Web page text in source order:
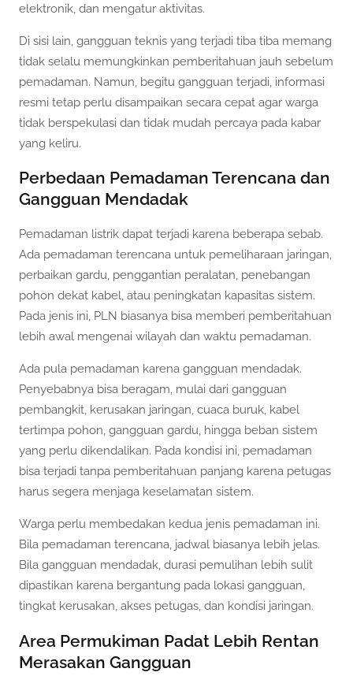
elektronik, dan mengatur aktivitas.
Di sisi lain, gangguan teknis yang terjadi tiba tiba memang
tidak selalu memungkinkan pemberitahuan jauh sebelum
pemadaman. Namun, begitu gangguan terjadi, informasi
resmi tetap perlu disampaikan secara cepat agar warga
tidak berspekulasi dan tidak mudah percaya pada kabar
yang keliru.
Perbedaan Pemadaman Terencana dan
Gangguan Mendadak
Pemadaman listrik dapat terjadi karena beberapa sebab.
Ada pemadaman terencana untuk pemeliharaan jaringan,
perbaikan gardu, penggantian peralatan, penebangan
pohon dekat kabel, atau peningkatan kapasitas sistem.
Pada jenis ini, PLN biasanya bisa memberi pemberitahuan
lebih awal mengenai wilayah dan waktu pemadaman.
Ada pula pemadaman karena gangguan mendadak.
Penyebabnya bisa beragam, mulai dari gangguan
pembangkit, kerusakan jaringan, cuaca buruk, kabel
tertimpa pohon, gangguan gardu, hingga beban sistem
yang perlu dikendalikan. Pada kondisi ini, pemadaman
bisa terjadi tanpa pemberitahuan panjang karena petugas
harus segera menjaga keselamatan sistem.
Warga perlu membedakan kedua jenis pemadaman ini.
Bila pemadaman terencana, jadwal biasanya lebih jelas.
Bila gangguan mendadak, durasi pemulihan lebih sulit
dipastikan karena bergantung pada lokasi gangguan,
tingkat kerusakan, akses petugas, dan kondisi jaringan.
Area Permukiman Padat Lebih Rentan
Merasakan Gangguan